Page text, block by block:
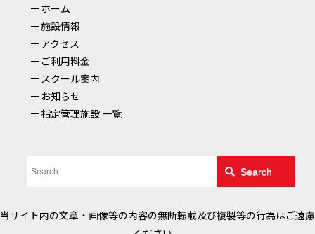
ホーム
施設情報
アクセス
ご利用料金
スクール案内
お知らせ
指定管理施設 一覧
当サイト内の文章・画像等の内容の無断転載及び複製等の行為はご遠慮